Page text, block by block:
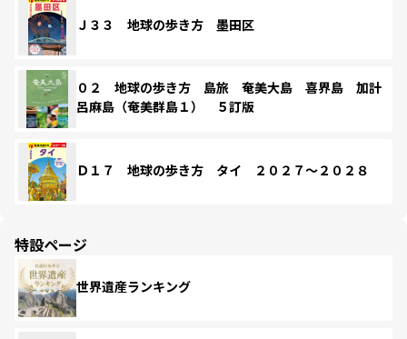
Ｊ３３ 地球の歩き方 墨田区
０２ 地球の歩き方 島旅 奄美大島 喜界島 加計
呂麻島（奄美群島１） ５訂版
Ｄ１７ 地球の歩き方 タイ ２０２７～２０２８
特設ページ
世界遺産ランキング